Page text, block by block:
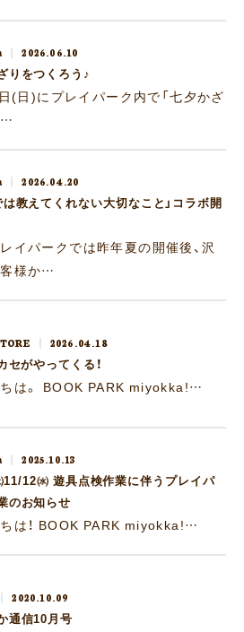
2026.06.10
りをつくろう♪
(日)にプレイパーク内で「七夕かざ
…
2026.04.20
は教えてくれない大切なこと」コラボ開
イパークでは昨年夏の開催後、沢
様か…
2026.04.18
セがやってくる！
は。 BOOK PARK miyokka!…
2025.10.13
12㈬ 遊具点検作業に伴うプレイパ
のお知らせ
は！ BOOK PARK miyokka!…
2020.10.09
通信10月号